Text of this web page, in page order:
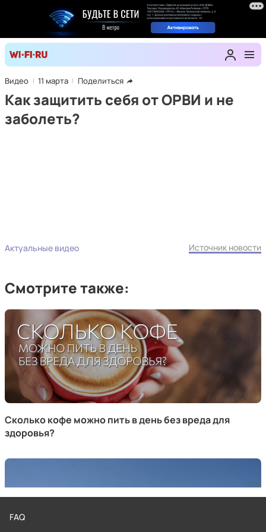
Видео 11 марта Поделиться
Как защитить себя от ОРВИ и не
заболеть?
Актуальные видео Источник новости
Смотрите также:
Сколько кофе можно пить в день без вреда для
здоровья?
FAQ